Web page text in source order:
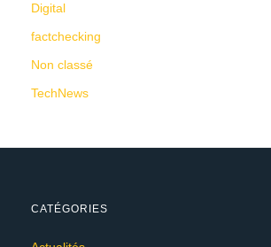
Digital
factchecking
Non classé
TechNews
CATÉGORIES